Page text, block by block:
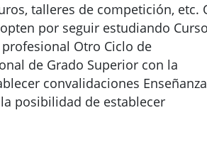
talleres de competición, etc.
por seguir estudiando
Otro Ciclo de
de Grado Superior con la
convalidaciones
posibilidad de establecer